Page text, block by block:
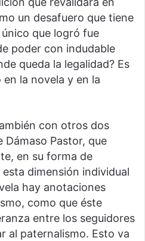
un desafuero que tiene
que logró fue
poder con indudable
queda la legalidad? Es
la novela y en la
con otros dos
Dámaso Pastor, que
en su forma de
dimensión individual
hay anotaciones
como que éste
entre los seguidores
al paternalismo. Esto va